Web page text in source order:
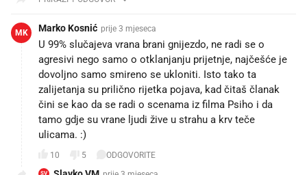
MK Marko Kosnić prije 3 mjeseca
U 99% slučajeva vrana brani gnijezdo, ne radi se o
agresivi nego samo o otklanjanju prijetnje, najčešće je
dovoljno samo smireno se ukloniti. Isto tako ta
zalijetanja su prilično rijetka pojava, kad čitaš članak
čini se kao da se radi o scenama iz filma Psiho i da
tamo gdje su vrane ljudi žive u strahu a krv teče
ulicama. :)
10 5 ODGOVORITE
SV